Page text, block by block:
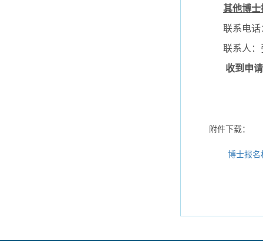
其他博士
联系电话
联系人：
收到申
附件下载：
博士报名